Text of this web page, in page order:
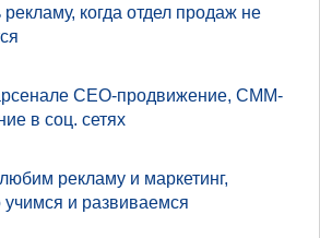
когда отдел продаж не
СЕО-продвижение, СММ-
в соц. сетях
рекламу и маркетинг,
учимся и развиваемся